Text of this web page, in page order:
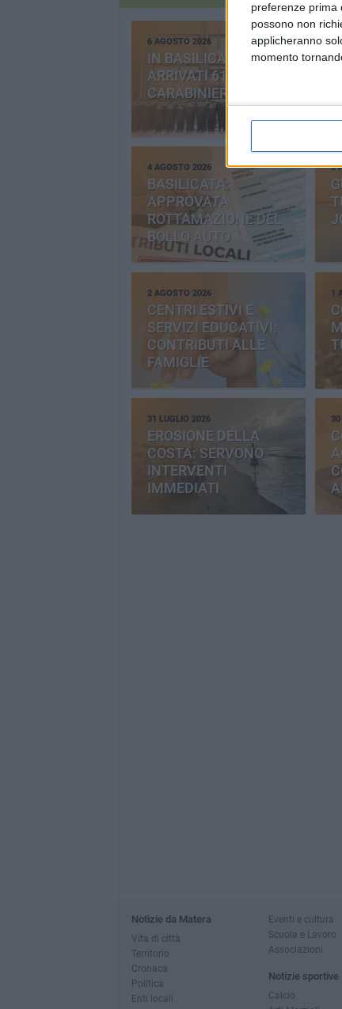
preferenze prima
possono non
applicheranno
momento
6 AGOSTO 2026
IN BASILICATA
ARRIVATI 61 NUOVI
CARABINIERI
5
4 AGOSTO 2026
BASILICATA:
APPROVATA
ROTTAMAZIONE DEL
BOLLO AUTO
3
2 AGOSTO 2026
CENTRI ESTIVI E
SERVIZI EDUCATIVI:
CONTRIBUTI ALLE
FAMIGLIE
1
31 LUGLIO 2026
EROSIONE DELLA
COSTA: SERVONO
INTERVENTI
IMMEDIATI
30
Notizie da Matera
Vita di città
Territorio
Cronaca
Politica
Enti locali
Eventi e cultura
Scuola e Lavoro
Associazioni
Notizie sportive
Calcio